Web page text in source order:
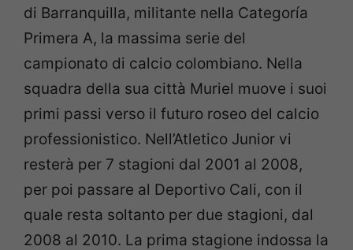
di Barranquilla, militante nella Categoría
Primera A, la massima serie del
campionato di calcio colombiano. Nella
squadra della sua città Muriel muove i suoi
primi passi verso il futuro roseo del calcio
professionistico. Nell’Atletico Junior vi
resterà per 7 stagioni dal 2001 al 2008,
per poi passare al Deportivo Cali, con il
quale resta soltanto per due stagioni, dal
2008 al 2010. La prima stagione indossa la